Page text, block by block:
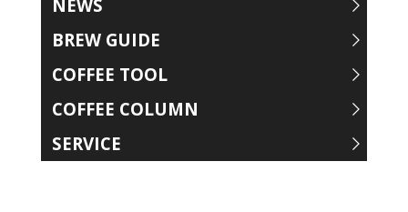
NEWS
BREW GUIDE
COFFEE TOOL
COFFEE COLUMN
SERVICE